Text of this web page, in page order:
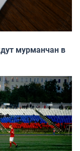
мурманчан в